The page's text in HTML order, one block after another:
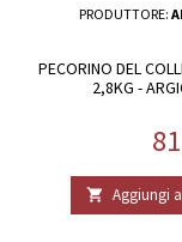
PRODUTTORE:
PECORINO DEL
2,8KG -
 Aggiungi